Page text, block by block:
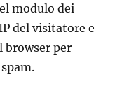
modulo dei
del visitatore e
browser per